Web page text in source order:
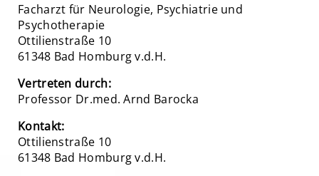
Facharzt für Neurologie, Psychiatrie und
Psychotherapie
Ottilienstraße 10
61348 Bad Homburg v.d.H.
Vertreten durch:
Professor Dr.med. Arnd Barocka
Kontakt:
Ottilienstraße 10
61348 Bad Homburg v.d.H.